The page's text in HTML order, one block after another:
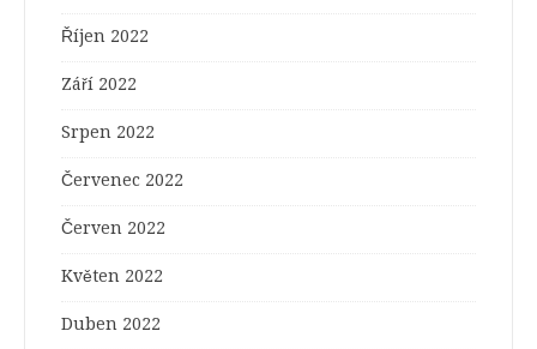
Říjen 2022
Září 2022
Srpen 2022
Červenec 2022
Červen 2022
Květen 2022
Duben 2022